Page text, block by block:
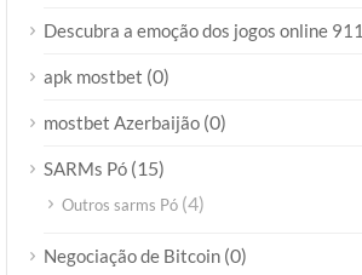
Descubra a emoção dos jogos online 911
apk mostbet (0)
mostbet Azerbaijão (0)
SARMs Pó (15)
Outros sarms Pó (4)
Negociação de Bitcoin (0)